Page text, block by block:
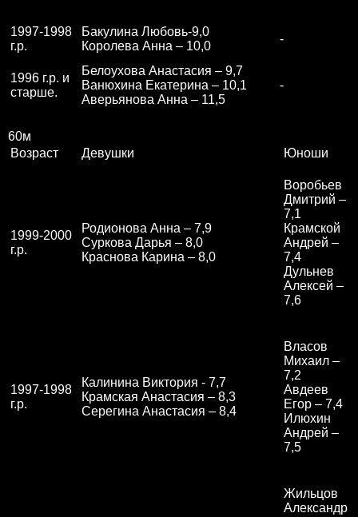
1997-1998
г.р.
Бакулина Любовь-9,0
Королева Анна – 10,0
-
1996 г.р. и
старше.
Белоухова Анастасия – 9,7
Ванюхина Екатерина – 10,1
Аверьянова Анна – 11,5
-
60м
Возраст
Девушки Юноши
1999-2000
г.р.
Родионова Анна – 7,9
Суркова Дарья – 8,0
Краснова Карина – 8,0
Воробьев
Дмитрий –
7,1
Крамской
Андрей –
7,4
Дульнев
Алексей –
7,6
1997-1998
г.р.
Калинина Виктория - 7,7
Крамская Анастасия – 8,3
Серегина Анастасия – 8,4
Власов
Михаил –
7,2
Авдеев
Егор – 7,4
Илюхин
Андрей –
7,5
Жильцов
Александр